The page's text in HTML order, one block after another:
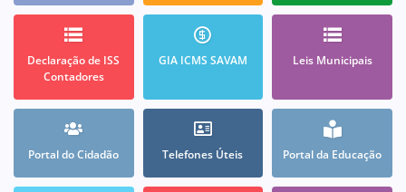
Declaração de ISS
Contadores
GIA ICMS SAVAM Leis Municipais
Portal do Cidadão Telefones Úteis Portal da Educação